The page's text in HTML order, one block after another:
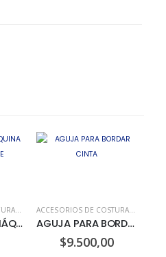
ACCESORIOS DE COSTURA
,AGUJAS Y ALFILERES
AGUJAS PARA MÁQUINA FAMILIAR ORANGE
ACCESORIOS DE COSTURA
,AGUJAS
AGUJA PARA BORDAR CINTA
$9.500,00